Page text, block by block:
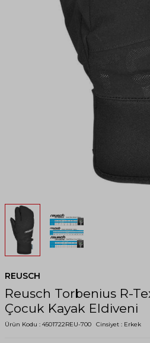
REUSCH
Reusch Torbenius R-
Çocuk Kayak Eldiveni
Ürün Kodu : 4501722REU-700 Cinsiyet : Erkek